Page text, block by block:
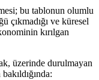
bu tablonun olumlu
çıkmadığı ve küresel
kırılgan
üzerinde durulmayan